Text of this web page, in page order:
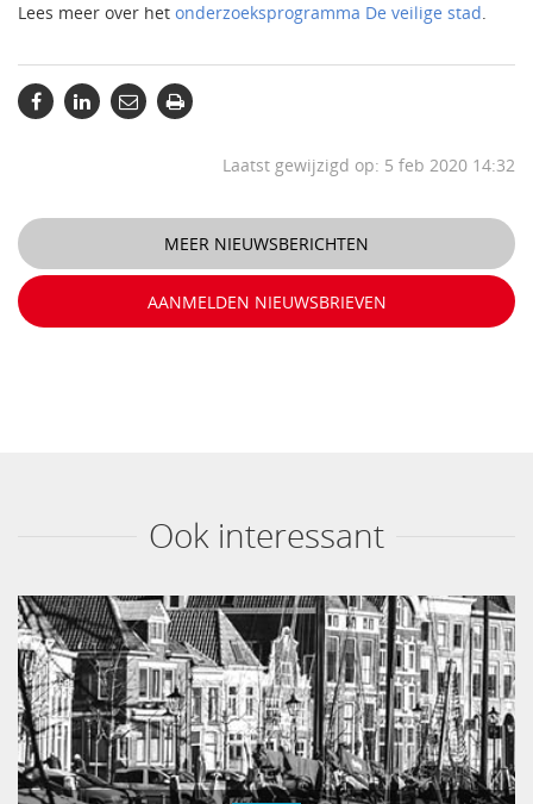
Lees meer over het onderzoeksprogramma De veilige stad.
Laatst gewijzigd op: 5 feb 2020 14:32
MEER NIEUWSBERICHTEN
AANMELDEN NIEUWSBRIEVEN
Ook interessant